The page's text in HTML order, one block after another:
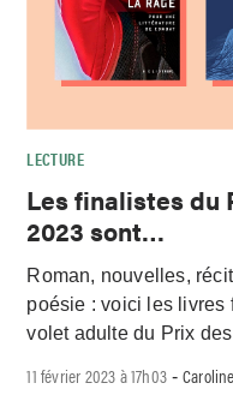
LECTURE
Les finalistes du
2023 sont…
Roman, nouvelles,
poésie : voici les livres
volet adulte du Prix
11 février 2023 à 17h03 -